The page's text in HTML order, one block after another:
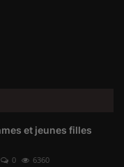
et jeunes filles
0 6360